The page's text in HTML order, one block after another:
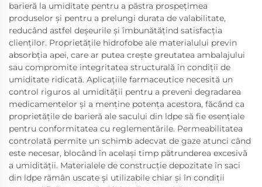
barieră la umiditate pentru a păstra prospețimea
produselor și pentru a prelungi durata de valabilitate,
reducând astfel deșeurile și îmbunătățind satisfacția
clienților. Proprietățile hidrofobe ale materialului previn
absorbția apei, care ar putea crește greutatea ambalajului
sau compromite integritatea structurală în condiții de
umiditate ridicată. Aplicațiile farmaceutice necesită un
control riguros al umidității pentru a preveni degradarea
medicamentelor și a menține potența acestora, făcând ca
proprietățile de barieră ale sacului din ldpe să fie esențiale
pentru conformitatea cu reglementările. Permeabilitatea
controlată permite un schimb adecvat de gaze atunci când
este necesar, blocând în același timp pătrunderea excesivă
a umidității. Materialele de construcție depozitate în saci
din ldpe rămân uscate și utilizabile chiar și în condiții